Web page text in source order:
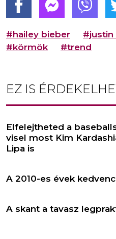
#hailey bieber #justin
#körmök
#trend
EZ IS
Elfelejtheted a
visel most Kim
Lipa is
A 2010-es évek
A skant a tavasz